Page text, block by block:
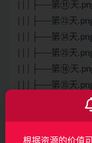
| | | ├──第⑪天
| | | ├──第㉓天
| | | ├──第㉞天
| | | ├──第㉕天
| | | ├──第⑱天
| | | ├──第㉟天
| | | ├──第㉚天
根据资源的价值